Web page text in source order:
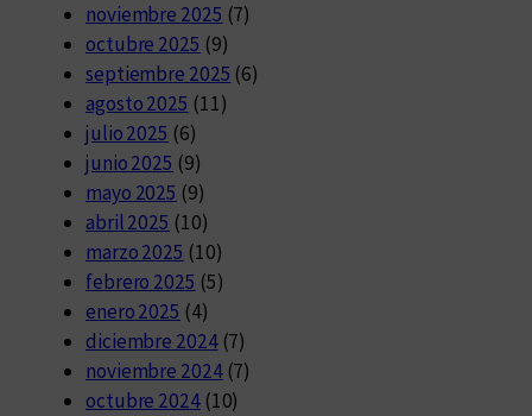
noviembre 2025 (7)
octubre 2025 (9)
septiembre 2025 (6)
agosto 2025 (11)
julio 2025 (6)
junio 2025 (9)
mayo 2025 (9)
abril 2025 (10)
marzo 2025 (10)
febrero 2025 (5)
enero 2025 (4)
diciembre 2024(7)
noviembre 2024(7)
octubre 2024(10)